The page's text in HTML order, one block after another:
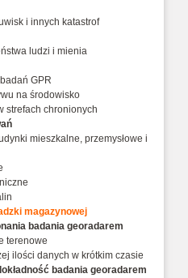
i innych katastrof
ludzi i mienia
GPR
na środowisko
strefach chronionych
mieszkalne, przemysłowe i
magazynowej
badania georadarem
terenowe
ilości danych w krótkim czasie
badania georadarem